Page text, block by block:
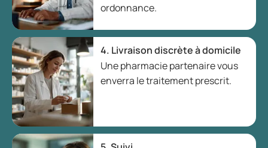
ordonnance.
4. Livraison discrète à domicile
Une pharmacie partenaire vous
enverra le traitement prescrit.